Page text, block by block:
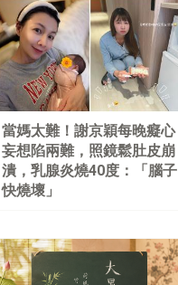
當媽太難！謝京穎每晚癡心
妄想陷兩難，照鏡鬆肚皮崩
潰，乳腺炎燒40度：「腦子
快燒壞」